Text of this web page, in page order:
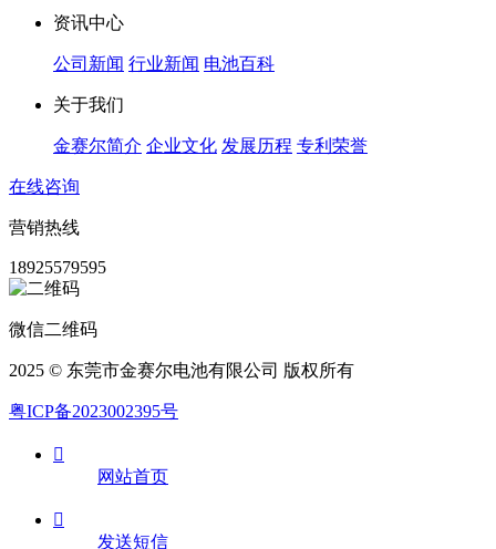
资讯中心
公司新闻 行业新闻 电池百科
关于我们
金赛尔简介 企业文化 发展历程 专利荣誉
在线咨询
营销热线
18925579595
微信二维码
2025 © 东莞市金赛尔电池有限公司 版权所有
粤ICP备2023002395号

网站首页

发送短信